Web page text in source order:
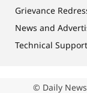
Grievance
News and
Technical Support
© Daily